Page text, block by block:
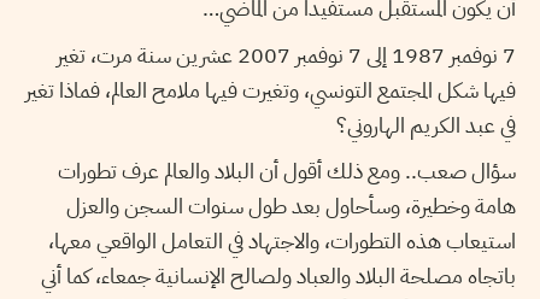
أن يكون المستقبل مستفيدا من الماضي…
7 نوفمبر 1987 إلى 7 نوفمبر 2007 عشرين سنة مرت، تغير
فيها شكل المجتمع التونسي، وتغيرت فيها ملامح العالم، فماذا تغير
في عبد الكريم الهاروني؟
سؤال صعب.. ومع ذلك أقول أن البلاد والعالم عرف تطورات
هامة وخطيرة، وسأحاول بعد طول سنوات السجن والعزل
استيعاب هذه التطورات، والاجتهاد في التعامل الواقعي معها،
باتجاه مصلحة البلاد والعباد ولصالح الإنسانية جمعاء، كما أني